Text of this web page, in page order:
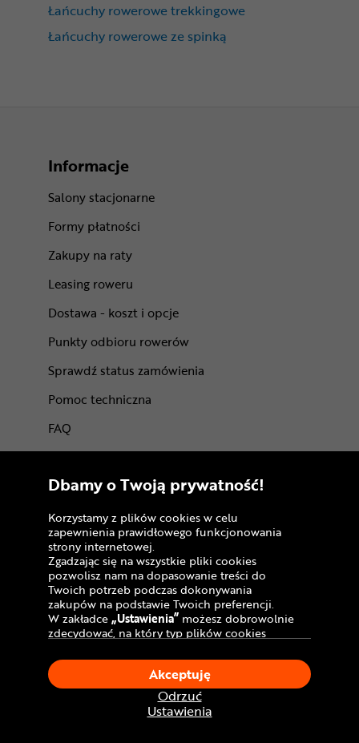
Łańcuchy rowerowe trekkingowe
Łańcuchy rowerowe ze spinką
Informacje
Salony stacjonarne
Formy płatności
Zakupy na raty
Leasing roweru
Dostawa - koszt i opcje
Punkty odbioru rowerów
Sprawdź status zamówienia
Pomoc techniczna
FAQ
Opinie
Karty podarunkowe
Odstąpienie od umowy
(wymiana lub zwrot)
Reklamacja gwarancyjna
Gwarancje producentów
Regulamin sklepu
Regulamin kart podarunkowych
Regulaminy akcji promocyjnych
Dbamy o Twoją prywatność!
Korzystamy z plików cookies w celu
zapewnienia prawidłowego funkcjonowania
strony internetowej.
Zgadzając się na wszystkie pliki cookies
pozwolisz nam na dopasowanie treści do
Twoich potrzeb podczas dokonywania
zakupów na podstawie Twoich preferencji.
W zakładce„Ustawienia” możesz dobrowolnie
zdecydować, na który typ plików cookies
Klikając„Akceptuję”, wyrażasz zgodę na
stosowanie ciasteczek zgodnie z ustawieniami
Twojej przeglądarki.
W dowolnym momencie, możesz dokonać
zmiany swojego wyboru klikając opcję
Ustawienia
Odrzuć
Akceptuję